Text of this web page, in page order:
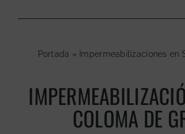
Sectores
Proyectos
Blog
Portada » Impermeabilizaciones en
COLOMA DE